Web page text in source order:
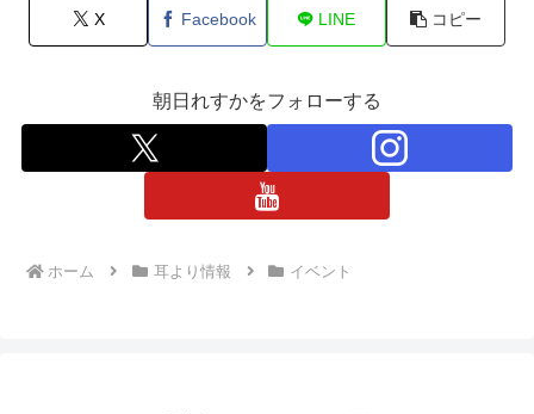
X Facebook LINE コピー
朝日れすかをフォローする
ホーム 耳より情報 イベント